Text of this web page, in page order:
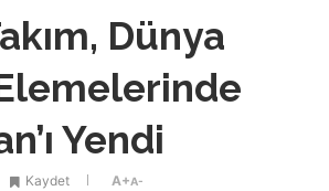
Dünya
Yendi
Kaydet A+A-